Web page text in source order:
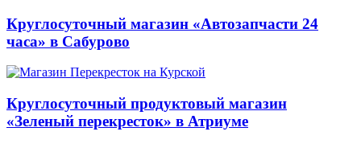
Круглосуточный магазин «Автозапчасти 24
часа» в Сабурово
Круглосуточный продуктовый магазин
«Зеленый перекресток» в Атриуме